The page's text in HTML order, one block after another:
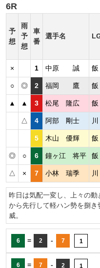
6R
予
想
雨
予
想
車
番
選手名
× 1 中原 誠
○ ◎ 2 福岡 鷹
▲ ▲ 3 松尾 隆広
△ 4 阿部 剛士
5 木山 優輝
◎ ○ 6 鐘ヶ江 将平
△ × 7 小林 瑞季
昨日は気配一変し、上々の
から先行して軽ハン勢を捌
威。
6 = 2 - 7 1
6 = 7 - 2 1